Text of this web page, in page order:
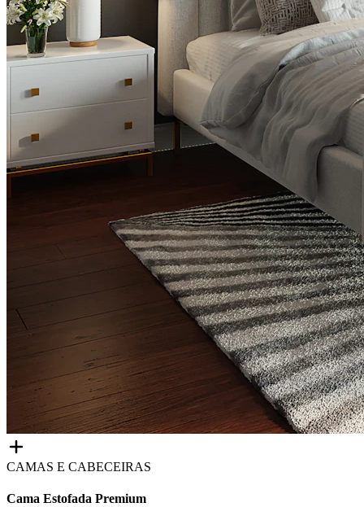
CAMAS E CABECEIRAS
Cama Estofada Premium